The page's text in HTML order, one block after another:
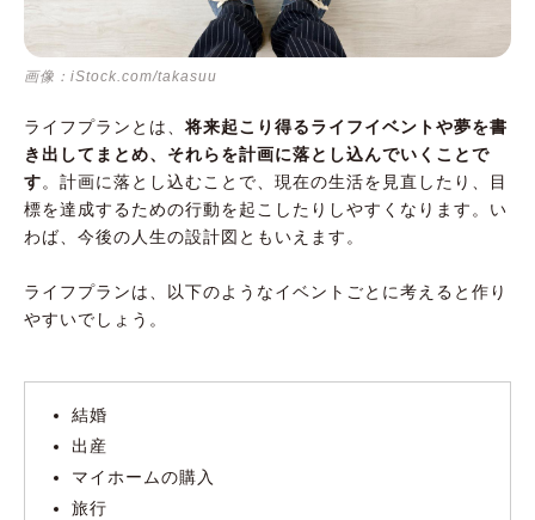
画像：iStock.com/takasuu
ライフプランとは、将来起こり得るライフイベントや夢を書
き出してまとめ、それらを計画に落とし込んでいくことで
す。計画に落とし込むことで、現在の生活を見直したり、目
標を達成するための行動を起こしたりしやすくなります。い
わば、今後の人生の設計図ともいえます。
ライフプランは、以下のようなイベントごとに考えると作り
やすいでしょう。
結婚
出産
マイホームの購入
旅行